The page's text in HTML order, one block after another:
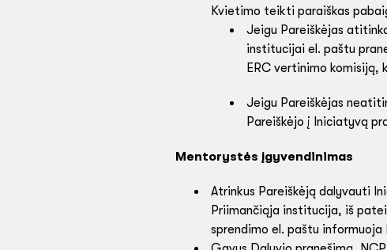
Kvietimo teikti paraiškas
Jeigu Pareiškėjas
institucijai el. paštu
ERC vertinimo komisiją,
Jeigu Pareiškėjas
Pareiškėjo į Iniciatyvą
Mentorystės įgyvendinimas
Atrinkus Pareiškėją dalyvauti
Priimančiąja institucija, iš
sprendimo el. paštu